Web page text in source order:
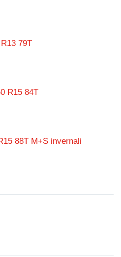
79T
R15 84T
88T M+S invernali